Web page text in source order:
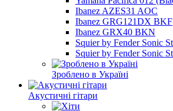
Ibanez AZES31 AOC
Ibanez GRG121DX BKF
Ibanez GRX40 BKN
Squier by Fender Sonic
Squier by Fender Sonic
Зроблено в Україні
Акустичні гітари